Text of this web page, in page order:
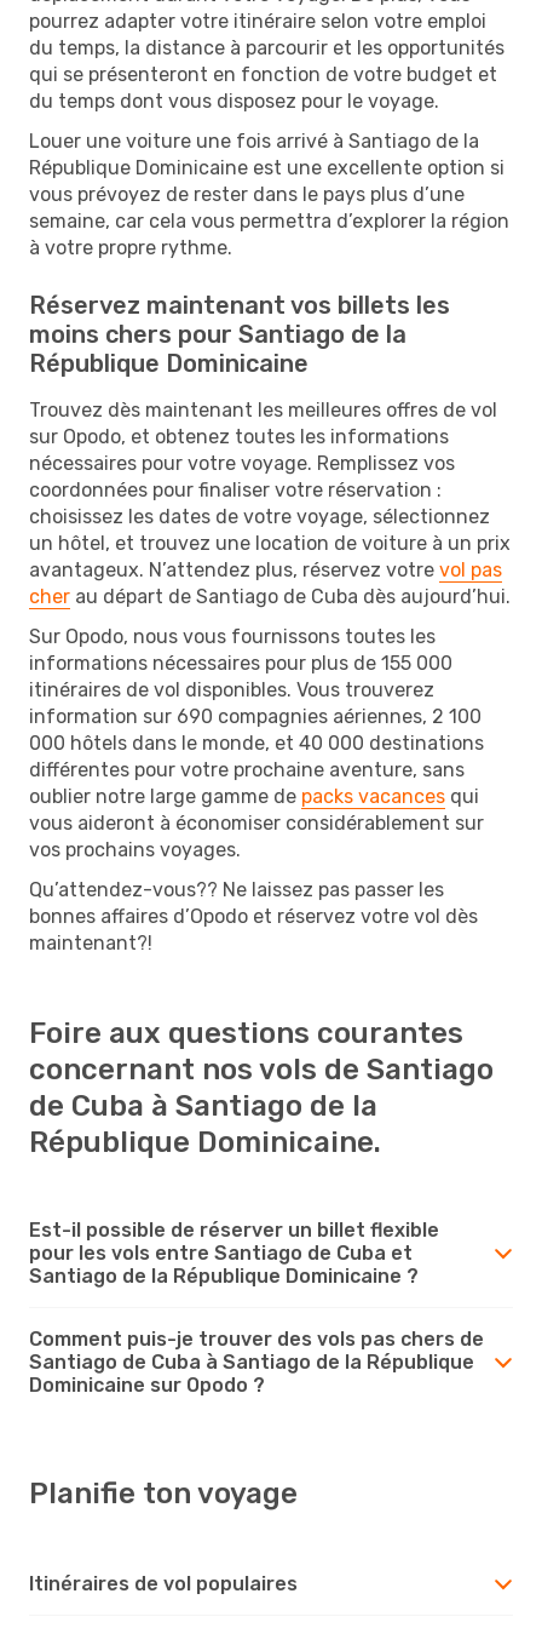
pourrez adapter votre itinéraire selon votre emploi
du temps, la distance à parcourir et les opportunités
qui se présenteront en fonction de votre budget et
du temps dont vous disposez pour le voyage.
Louer une voiture une fois arrivé à Santiago de la
République Dominicaine est une excellente option si
vous prévoyez de rester dans le pays plus d’une
semaine, car cela vous permettra d’explorer la région
à votre propre rythme.
Réservez maintenant vos billets les
moins chers pour Santiago de la
République Dominicaine
Trouvez dès maintenant les meilleures offres de vol
sur Opodo, et obtenez toutes les informations
nécessaires pour votre voyage. Remplissez vos
coordonnées pour finaliser votre réservation :
choisissez les dates de votre voyage, sélectionnez
un hôtel, et trouvez une location de voiture à un prix
avantageux. N’attendez plus, réservez votre vol pas
cher au départ de Santiago de Cuba dès aujourd’hui.
Sur Opodo, nous vous fournissons toutes les
informations nécessaires pour plus de 155 000
itinéraires de vol disponibles. Vous trouverez
information sur 690 compagnies aériennes, 2 100
000 hôtels dans le monde, et 40 000 destinations
différentes pour votre prochaine aventure, sans
oublier notre large gamme de packs vacances qui
vous aideront à économiser considérablement sur
vos prochains voyages.
Qu’attendez-vous?? Ne laissez pas passer les
bonnes affaires d’Opodo et réservez votre vol dès
maintenant?!
Foire aux questions courantes
concernant nos vols de Santiago
de Cuba à Santiago de la
République Dominicaine.
Est-il possible de réserver un billet flexible
pour les vols entre Santiago de Cuba et
Santiago de la République Dominicaine ?
Comment puis-je trouver des vols pas chers de
Santiago de Cuba à Santiago de la République
Dominicaine sur Opodo ?
Planifie ton voyage
Itinéraires de vol populaires